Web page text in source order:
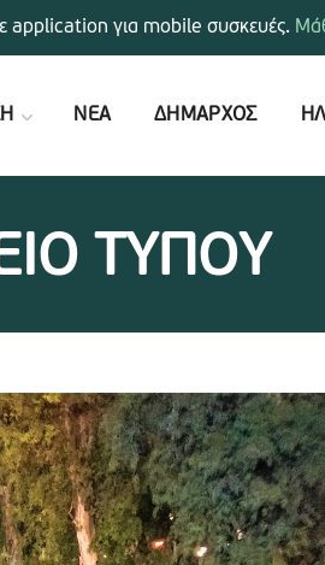
ΝΕΑ ΔΗΜΑΡΧΟΣ
ΤΥΠΟΥ
application για mobile συσκευές.